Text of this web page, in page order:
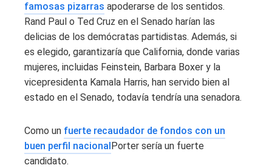
famosas pizarras apoderarse de los sentidos.
Rand Paul o Ted Cruz en el Senado harían las
delicias de los demócratas partidistas. Además, si
es elegido, garantizaría que California, donde varias
mujeres, incluidas Feinstein, Barbara Boxer y la
vicepresidenta Kamala Harris, han servido bien al
estado en el Senado, todavía tendría una senadora.
Como un fuerte recaudador de fondos con un
buen perfil nacional Porter sería un fuerte
candidato.